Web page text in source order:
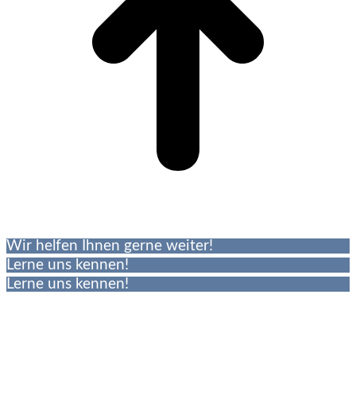
Wir helfen Ihnen gerne weiter!
Lerne uns kennen!
Lerne uns kennen!